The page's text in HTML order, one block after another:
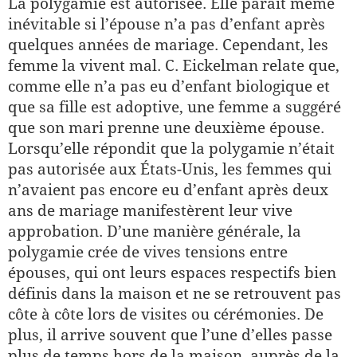
inévitable si l’épouse n’a pas d’enfant après
quelques années de mariage. Cependant, les
femme la vivent mal. C. Eickelman relate que,
comme elle n’a pas eu d’enfant biologique et
que sa fille est adoptive, une femme a suggéré
que son mari prenne une deuxième épouse.
Lorsqu’elle répondit que la polygamie n’était
pas autorisée aux États-Unis, les femmes qui
n’avaient pas encore eu d’enfant après deux
ans de mariage manifestèrent leur vive
approbation. D’une manière générale, la
polygamie crée de vives tensions entre
épouses, qui ont leurs espaces respectifs bien
définis dans la maison et ne se retrouvent pas
côte à côte lors de visites ou cérémonies. De
plus, il arrive souvent que l’une d’elles passe